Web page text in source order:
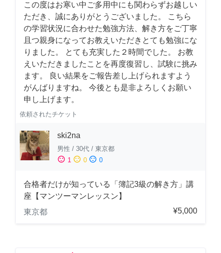
この度はお寒い中ご多用中にも関わらずお越しい
ただき、誠にありがとうございました。 こちら
の学習状況に合わせた勉強方法、解き方をご丁寧
且つ親身になってお教えいただきとても勉強にな
りました。 とても充実した２時間でした。 お教
えいただきましたことを再度復習し、試験に挑み
ます。 良い結果をご報告差し上げられますよう
がんばりますね。 今後とも是非よろしくお願い
申し上げます。
依頼されたチケット
ski2na
男性 / 30代 / 東京都
sentiment_satisfied 1 sentiment_neutral 0 sentiment_dissatisfied 0
合格者だけが知っている「簿記3級の解き方」講
座【マンツーマンレッスン】
東京都
¥5,000